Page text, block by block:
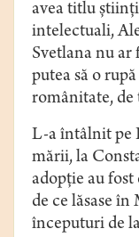
avea titlu
intelectuali,
Svetlana nu ar
putea să o
românitate, de
L-a întâlnit pe
mării, la
adopţie au
de ce lăsase
începuturi de